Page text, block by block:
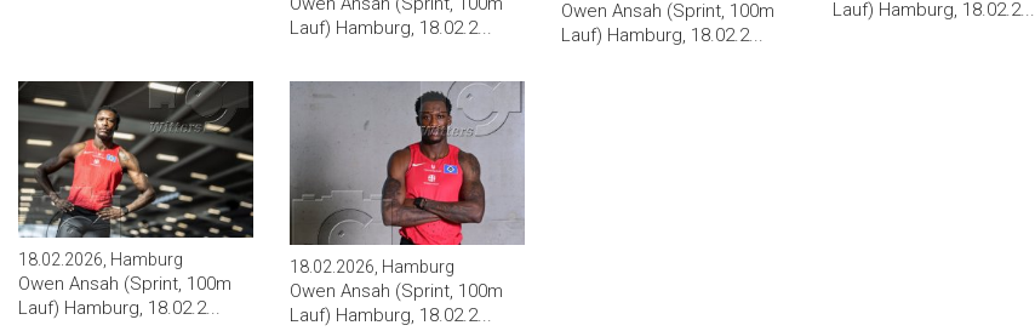
Lauf) Hamburg, 18.02.2...
Owen Ansah (Sprint, 100m
Lauf) Hamburg, 18.02.2...
Lauf) Hamburg, 18.02.2...
18.02.2026, Hamburg
Owen Ansah (Sprint, 100m
Lauf) Hamburg, 18.02.2...
18.02.2026, Hamburg
Owen Ansah (Sprint, 100m
Lauf) Hamburg, 18.02.2...